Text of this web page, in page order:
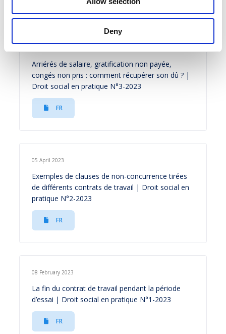
Deny
Arriérés de salaire, gratification non payée,
congés non pris : comment récupérer son dû ? |
Droit social en pratique N°3-2023
FR
05 April 2023
Exemples de clauses de non-concurrence tirées
de différents contrats de travail | Droit social en
pratique N°2-2023
FR
08 February 2023
La fin du contrat de travail pendant la période
d’essai | Droit social en pratique N°1-2023
FR